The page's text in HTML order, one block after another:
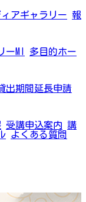
ィアギャラリー 報
ーMI
多目的ホー
出期間延長申請
受講申込案内 講
よくある質問